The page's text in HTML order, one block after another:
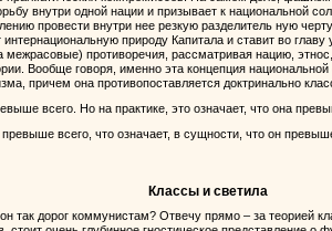
внутри одной нации и призывает к национальной
провести внутри нее резкую разделитель ную
интернациональную природу Капитала и ставит во
межрасовые) противоречия, рассматривая нацию,
Вообще говоря, именно эта концепция
причем она противопоставляется доктринально
всего. Но на практике, это означает, что она
всего, что означает, в сущности, что он
Классы и светила
так дорог коммунистам? Отвечу прямо – за теорией